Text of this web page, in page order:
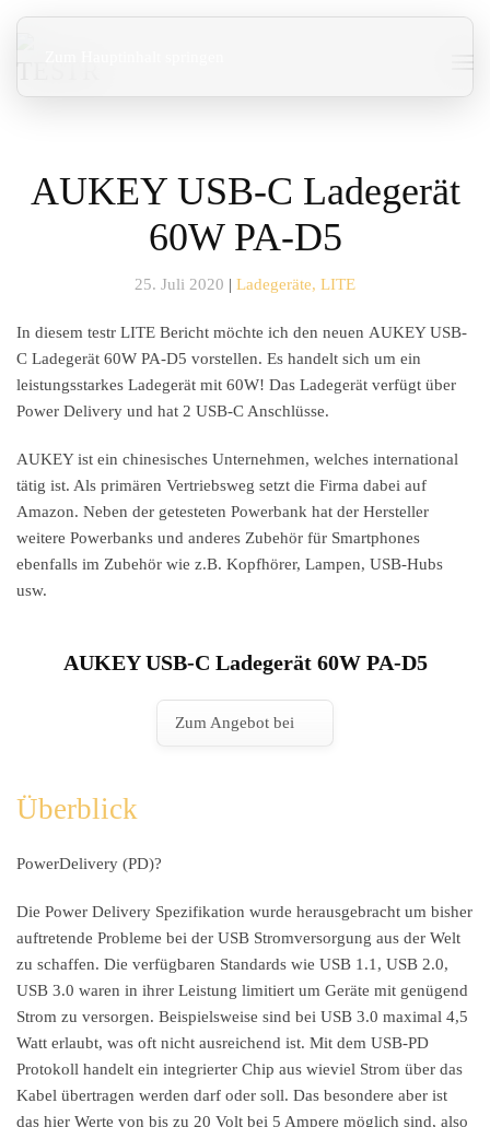
AUKEY USB-C Ladegerät
60W PA-D5
25. Juli 2020 | Ladegeräte, LITE
In diesem testr LITE Bericht möchte ich den neuen AUKEY USB-
C Ladegerät 60W PA-D5 vorstellen. Es handelt sich um ein
leistungsstarkes Ladegerät mit 60W! Das Ladegerät verfügt über
Power Delivery und hat 2 USB-C Anschlüsse.
AUKEY ist ein chinesisches Unternehmen, welches international
tätig ist. Als primären Vertriebsweg setzt die Firma dabei auf
Amazon. Neben der getesteten Powerbank hat der Hersteller
weitere Powerbanks und anderes Zubehör für Smartphones
ebenfalls im Zubehör wie z.B. Kopfhörer, Lampen, USB-Hubs
usw.
AUKEY USB-C Ladegerät 60W PA-D5
Zum Angebot bei
Überblick
PowerDelivery (PD)?
Die Power Delivery Spezifikation wurde herausgebracht um bisher
auftretende Probleme bei der USB Stromversorgung aus der Welt
zu schaffen. Die verfügbaren Standards wie USB 1.1, USB 2.0,
USB 3.0 waren in ihrer Leistung limitiert um Geräte mit genügend
Strom zu versorgen. Beispielsweise sind bei USB 3.0 maximal 4,5
Watt erlaubt, was oft nicht ausreichend ist. Mit dem USB-PD
Protokoll handelt ein integrierter Chip aus wieviel Strom über das
Kabel übertragen werden darf oder soll. Das besondere aber ist
das hier Werte von bis zu 20 Volt bei 5 Ampere möglich sind, also